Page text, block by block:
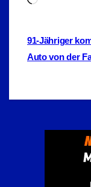
91-Jähriger
Auto von der